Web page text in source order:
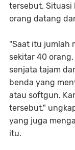
tersebut. Situasi
orang datang
"Saat itu jumlah
sekitar 40
senjata tajam
benda yang
atau softgun.
tersebut,"
yang juga
itu.